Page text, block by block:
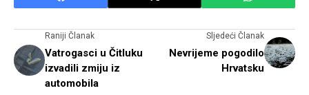
Raniji Članak
Vatrogasci u Čitluku
izvadili zmiju iz
automobila
Sljedeći Članak
Nevrijeme pogodilo
Hrvatsku